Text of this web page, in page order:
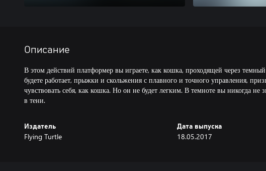
Описание
В этом действий платформер вы играете, как кошка, проходящей через
будете работает, прыжки и скольжения с плавного и точного управления,
чувствовать себя, как кошка. Но он не будет легким. В темноте вы никогда не
в тени.
Издатель
Flying Turtle
Дата выпуска
18.05.2017